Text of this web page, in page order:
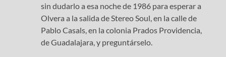
sin dudarlo a esa noche de 1986 para esperar a
Olvera a la salida de Stereo Soul, en la calle de
Pablo Casals, en la colonia Prados Providencia,
de Guadalajara, y preguntárselo.